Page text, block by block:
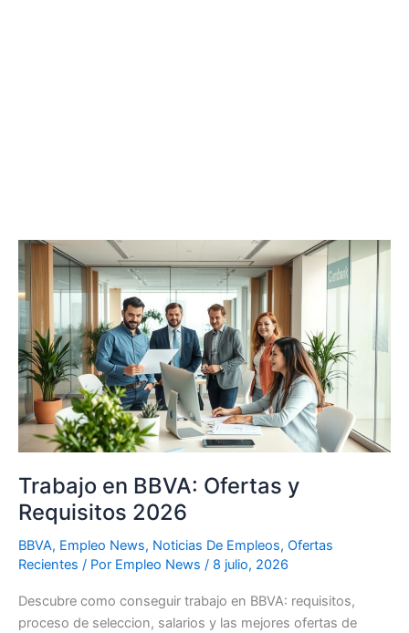
Trabajo en BBVA: Ofertas y
Requisitos 2026
BBVA, Empleo News, Noticias De Empleos, Ofertas
Recientes / Por Empleo News / 8 julio, 2026
Descubre como conseguir trabajo en BBVA: requisitos,
proceso de seleccion, salarios y las mejores ofertas de
Trabajo
en
BBVA:
Ofertas
y
Requisitos
2026